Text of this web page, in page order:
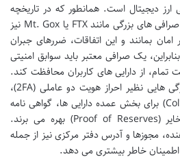
دیجیتال است. همانطور که در تاریخچه
این بازار دیده شده است، حتی صرافی های بزرگی مانند FTX یا Mt. Gox نیز
بمانند و این اتفاقات، ضررهای جبران
یک صرافی معتبر باید سوابق امنیتی
از دارایی های کاربران محافظت کند.
پلتفرم های امن، معمولاً از ویژگی هایی نظیر احراز هویت دو عاملی (2FA)،
ذخیره سازی سرد (Cold Storage) برای بخش عمده دارایی ها، گواهی نامه
های امنیتی معتبر و اثبات ذخایر (Proof of Reserves) بهره می برند.
مجوزها و آدرس دفتر مرکزی نیز از جمله
اطمینان خاطر بیشتری می دهد.